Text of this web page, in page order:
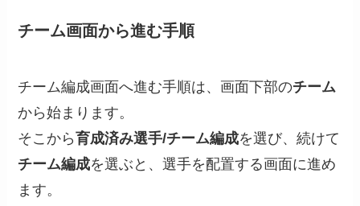
チーム画面から進む手順
チーム編成画面へ進む手順は、画面下部のチーム
から始まります。
そこから育成済み選手/チーム編成を選び、続けて
チーム編成を選ぶと、選手を配置する画面に進め
ます。